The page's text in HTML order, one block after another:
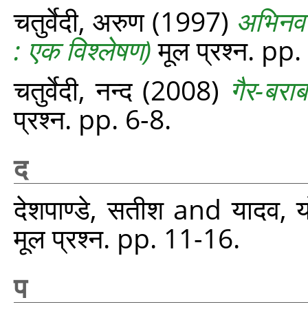
चतुर्वेदी, अरुण(1997)
: एक विश्लेषण)मूल प्रश्‍न.
चतुर्वेदी, नन्द(2008) गैर-
प्रश्‍न. pp. 6-8.
द
देशपाण्डे, सतीशandयादव,
मूल प्रश्‍न. pp. 11-16.
प